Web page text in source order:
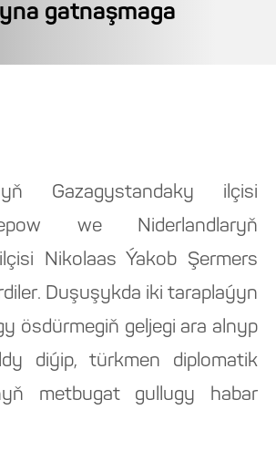
gatnaşmaga
Gazagystandaky ilçisi
we Niderlandlaryň
Nikolaas Ýakob Şermers
Duşuşykda iki taraplaýyn
ösdürmegiň geljegi ara alnyp
diýip, türkmen diplomatik
metbugat gullugy habar